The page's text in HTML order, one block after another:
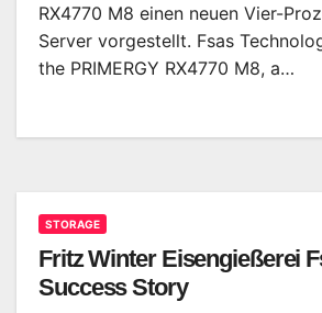
RX4770 M8 einen neuen Vier-
Server vorgestellt. Fsas
the PRIMERGY RX4770 M8, a…
STORAGE
Fritz Winter Eisengießerei
Success Story